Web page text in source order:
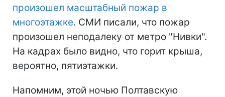
произошел масштабный пожар в
многоэтажке. СМИ писали, что пожар
произошел неподалеку от метро "Нивки".
На кадрах было видно, что горит крыша,
вероятно, пятиэтажки.
Напомним, этой ночью Полтавскую